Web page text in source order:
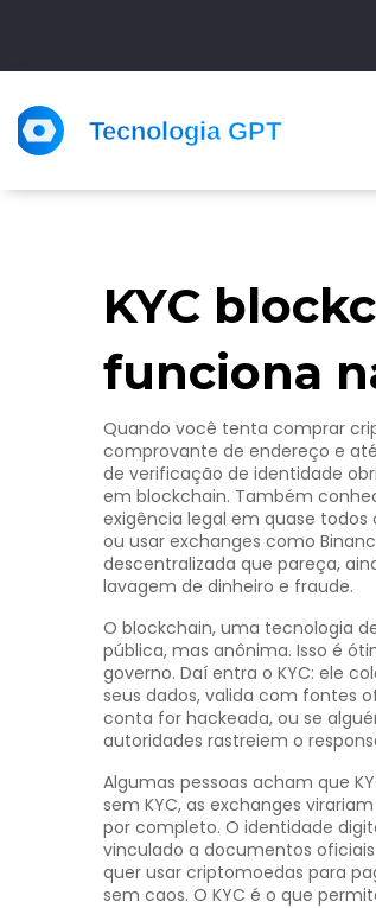
KYC
funciona
Quando você tenta comprar
comprovante de endereço e
de verificação de identidade
em blockchain. Também
exigência legal em quase todos
ou usar exchanges como
descentralizada que pareça,
lavagem de dinheiro e fraude.
O blockchain, uma tecnologia
pública, mas anônima. Isso é
governo. Daí entra o KYC: ele
seus dados, valida com fontes
conta for hackeada, ou se
autoridades rastreiem o
Algumas pessoas acham que
sem KYC, as exchanges
por completo. O identidade
vinculado a documentos
quer usar criptomoedas para
sem caos. O KYC é o que